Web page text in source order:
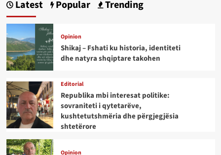
Latest Popular Trending
Opinion
Shikaj – Fshati ku historia, identiteti
dhe natyra shqiptare takohen
Editorial
Republika mbi interesat politike:
sovraniteti i qytetarëve,
kushtetutshmëria dhe përgjegjësia
shtetërore
Opinion